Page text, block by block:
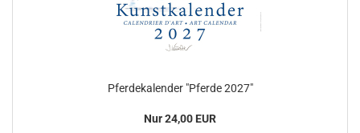
Pferdekalender "Pferde 2027"
Nur 24,00 EUR